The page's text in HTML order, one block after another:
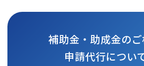
補助金・助成金のご
申請代行につい